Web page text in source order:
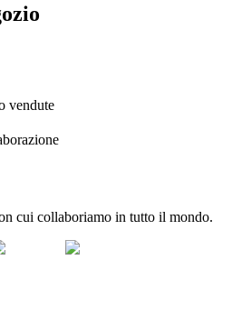
vendute
cui collaboriamo in tutto il mondo.